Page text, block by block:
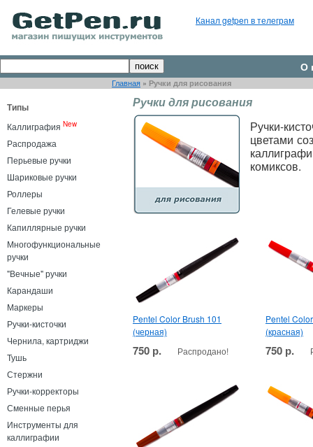
Канал getpen в телеграм
О
Главная » Ручки для рисования
Типы
Каллиграфия New
Распродажа
Перьевые ручки
Шариковые ручки
Роллеры
Гелевые ручки
Капиллярные ручки
Многофункциональные
ручки
"Вечные" ручки
Карандаши
Маркеры
Ручки-кисточки
Чернила, картриджи
Тушь
Стержни
Ручки-корректоры
Сменные перья
Инструменты для
каллиграфии
Ручки для рисования
Ручки-
цветами
комиксов.
Pentel Color Brush 101
(черная)
750 р. Распродано!
Pentel
(красная)
750 р.